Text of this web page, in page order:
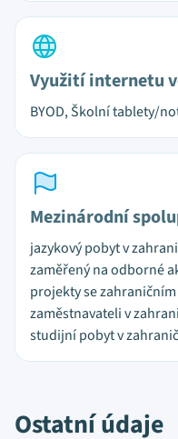
Využití internetu
BYOD, Školní tablety/
Mezinárodní
jazykový pobyt v
zaměřený na odborné
projekty se
zaměstnavateli v
studijní pobyt v
Ostatní údaje